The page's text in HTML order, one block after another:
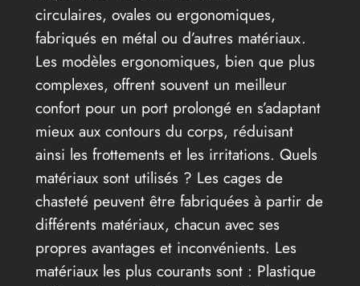
circulaires, ovales ou ergonomiques,
fabriqués en métal ou d’autres matériaux.
Les modèles ergonomiques, bien que plus
complexes, offrent souvent un meilleur
confort pour un port prolongé en s’adaptant
mieux aux contours du corps, réduisant
ainsi les frottements et les irritations. Quels
matériaux sont utilisés ? Les cages de
chasteté peuvent être fabriquées à partir de
différents matériaux, chacun avec ses
propres avantages et inconvénients. Les
matériaux les plus courants sont : Plastique